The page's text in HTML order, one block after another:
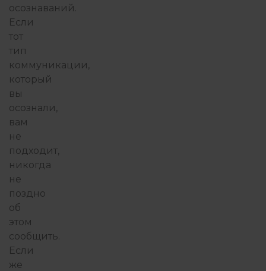
осознаваний.
Если
тот
тип
коммуникации,
который
вы
осознали,
вам
не
подходит,
никогда
не
поздно
об
этом
сообщить.
Если
же